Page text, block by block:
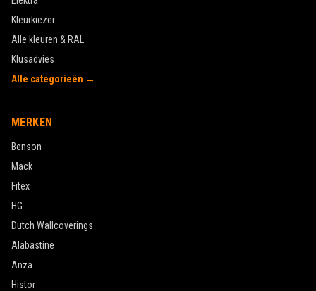
Kleurkiezer
Alle kleuren & RAL
Klusadvies
Alle categorieën →
MERKEN
Benson
Mack
Fitex
HG
Dutch Wallcoverings
Alabastine
Anza
Histor